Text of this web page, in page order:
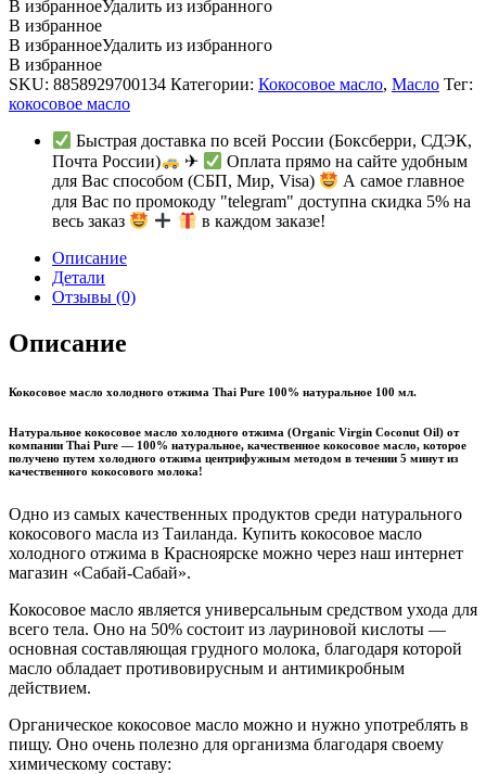
В избранноеУдалить из избранного
В избранное
В избранноеУдалить из избранного
В избранное
SKU: 8858929700134 Категории: Кокосовое масло, Масло Тег:
кокосовое масло
Быстрая доставка по всей России (Боксберри, СДЭК,
Почта России)
✈
Оплата прямо на сайте удобным
для Вас способом (СБП, Мир, Visa)
А самое главное
для Вас по промокоду "telegram" доступна скидка 5% на
весь заказ
в каждом заказе!
Описание
Детали
Отзывы (0)
Описание
Кокосовое масло холодного отжима Thai Pure 100% натуральное 100 мл.
Натуральное кокосовое масло холодного отжима (Organic Virgin Coconut Oil) от
компании Thai Pure — 100% натуральное, качественное кокосовое масло, которое
получено путем холодного отжима центрифужным методом в течении 5 минут из
качественного кокосового молока!
Одно из самых качественных продуктов среди натурального
кокосового масла из Таиланда. Купить кокосовое масло
холодного отжима в Красноярске можно через наш интернет
магазин «Сабай-Сабай».
Кокосовое масло является универсальным средством ухода для
всего тела. Оно на 50% состоит из лауриновой кислоты —
основная составляющая грудного молока, благодаря которой
масло обладает противовирусным и антимикробным
действием.
Органическое кокосовое масло можно и нужно употреблять в
пищу. Оно очень полезно для организма благодаря своему
химическому составу: